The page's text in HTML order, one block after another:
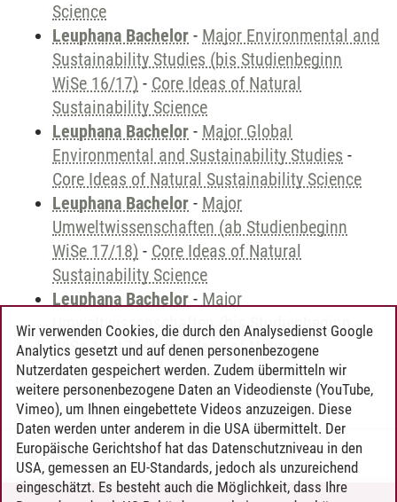
Science
Leuphana Bachelor - Major Environmental and
Sustainability Studies (bis Studienbeginn
WiSe 16/17) - Core Ideas of Natural
Sustainability Science
Leuphana Bachelor - Major Global
Environmental and Sustainability Studies -
Core Ideas of Natural Sustainability Science
Leuphana Bachelor - Major
Umweltwissenschaften (ab Studienbeginn
WiSe 17/18) - Core Ideas of Natural
Sustainability Science
Leuphana Bachelor - Major
Umweltwissenschaften (bis Studienbeginn
WiSe 16/17)-Core Ideas of Natural
Sustainability Science
Timo Leder/30.06.2024
Wir verwenden Cookies, die durch den Analysedienst Google
Analytics gesetzt und auf denen personenbezogene
Nutzerdaten gespeichert werden. Zudem übermitteln wir
weitere personenbezogene Daten an Videodienste (YouTube,
Vimeo), um Ihnen eingebettete Videos anzuzeigen. Diese
Daten werden unter anderem in die USA übermittelt. Der
Europäische Gerichtshof hat das Datenschutzniveau in den
USA, gemessen an EU-Standards, jedoch als unzureichend
eingeschätzt. Es besteht auch die Möglichkeit, dass Ihre